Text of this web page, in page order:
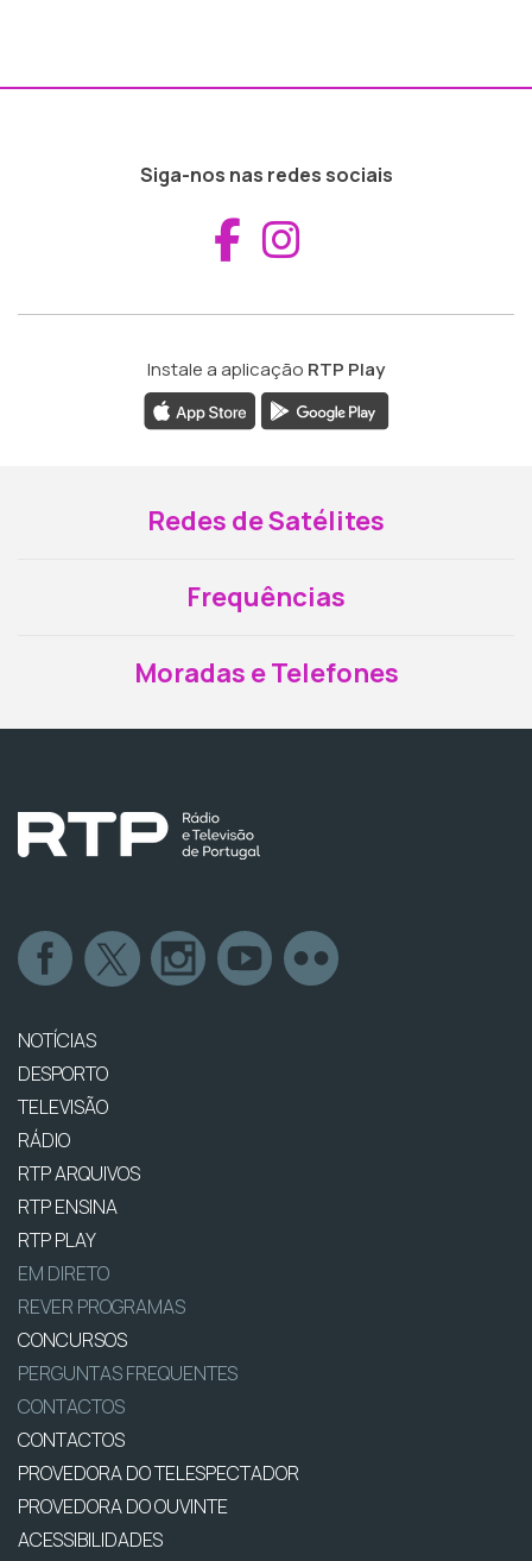
Siga-nos nas redes sociais
Aceder ao
Instale a aplicação RTP Play
Redes de Satélites
Frequências
Moradas e Telefones
NOTÍCIAS
DESPORTO
TELEVISÃO
RÁDIO
RTP ARQUIVOS
RTP ENSINA
RTP PLAY
EM DIRETO
REVER PROGRAMAS
CONCURSOS
PERGUNTAS FREQUENTES
CONTACTOS
CONTACTOS
PROVEDORA DO TELESPECTADOR
PROVEDORA DO OUVINTE
ACESSIBILIDADES